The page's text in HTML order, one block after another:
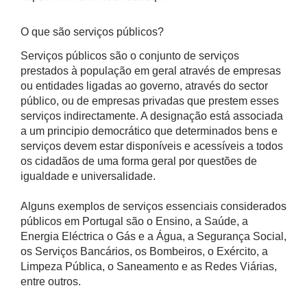
O que são serviços públicos?
Serviços públicos são o conjunto de serviços
prestados à população em geral através de empresas
ou entidades ligadas ao governo, através do sector
público, ou de empresas privadas que prestem esses
serviços indirectamente. A designação está associada
a um principio democrático que determinados bens e
serviços devem estar disponíveis e acessíveis a todos
os cidadãos de uma forma geral por questões de
igualdade e universalidade.
Alguns exemplos de serviços essenciais considerados
públicos em Portugal são o Ensino, a Saúde, a
Energia Eléctrica o Gás e a Água, a Segurança Social,
os Serviços Bancários, os Bombeiros, o Exército, a
Limpeza Pública, o Saneamento e as Redes Viárias,
entre outros.